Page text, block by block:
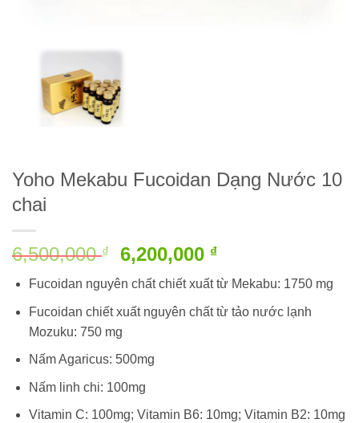
Yoho Mekabu Fucoidan Dạng Nước 10
chai
6,500,000₫
Giá
gốc
là:
6,500,000 ₫.
6,200,000 ₫Giá
hiện
tại
là:
Fucoidan nguyên chất chiết xuất từ Mekabu: 1750 mg
Fucoidan chiết xuất nguyên chất từ tảo nước lạnh
Mozuku: 750 mg
Nấm Agaricus: 500mg
Nấm linh chi: 100mg
Vitamin C: 100mg; Vitamin B6: 10mg; Vitamin B2: 10mg